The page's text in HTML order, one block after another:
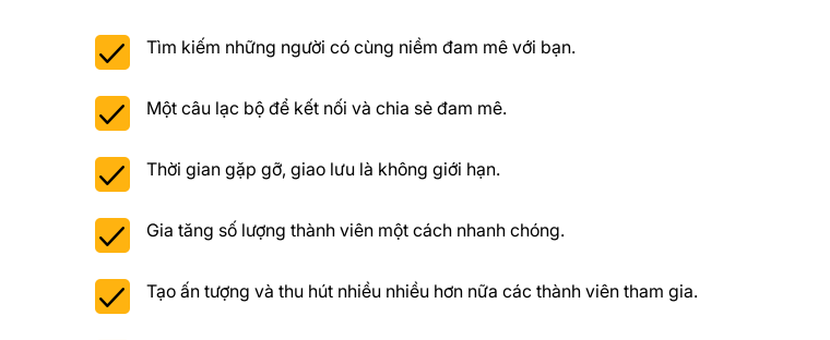
Tìm kiếm những người có cùng niềm đam mê với bạn.
Một câu lạc bộ để kết nối và chia sẻ đam mê.
Thời gian gặp gỡ, giao lưu là không giới hạn.
Gia tăng số lượng thành viên một cách nhanh chóng.
Tạo ấn tượng và thu hút nhiều nhiều hơn nữa các thành viên tham gia.